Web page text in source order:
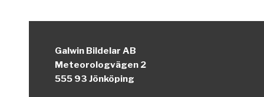
Galwin Bildelar AB
Meteorologvägen 2
555 93 Jönköping